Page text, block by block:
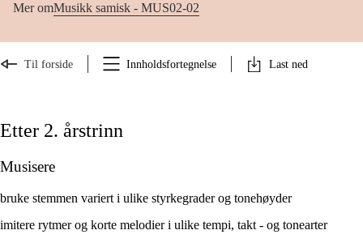
Mer omMusikk samisk - MUS02-02
Til forside Innholdsfortegnelse Last ned
Etter 2. årstrinn
Musisere
bruke stemmen variert i ulike styrkegrader og tonehøyder
imitere rytmer og korte melodier i ulike tempi, takt - og tonearter